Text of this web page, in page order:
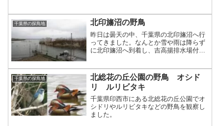
千葉県の探鳥地 北印旛沼の野鳥
昨日は曇天の中、千葉県の北印旛沼へ行
ってきました。なんとか雪や雨は降らず
に北印旛沼へ到着し、吉高揚排水場付近
がいました。カイツブリはこの寒さの中
でも元気に潜水中。北印旛...
千葉県の探鳥地
北総花の丘公園の野鳥 オシド
リ ルリビタキ
千葉県印西市にある北総花の丘公園でオ
シドリやルリビタキなどの野鳥を観察し
ました。